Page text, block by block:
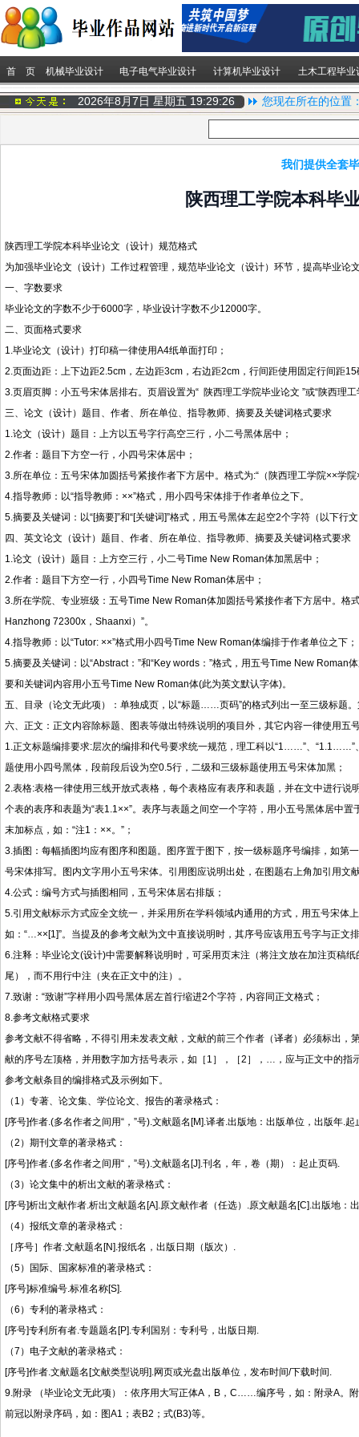
首 页 机械毕业设计 电子电气毕业设计 计算机毕业设计 土木工程毕业
2026年8月7日 星期五 19:29:26 您现在所在的位置
我们提供全套
陕西理工学院本科毕
陕西理工学院本科毕业论文（设计）规范格式
为加强毕业论文（设计）工作过程管理，规范毕业论文（设计）环节，提高毕业论
一、字数要求
毕业论文的字数不少于6000字，毕业设计字数不少12000字。
二、页面格式要求
1.毕业论文（设计）打印稿一律使用A4纸单面打印；
2.页面边距：上下边距2.5cm，左边距3cm，右边距2cm，行间距使用固定行间距
3.页眉页脚：小五号宋体居排右。页眉设置为“ 陕西理工学院毕业论文 ”或“陕西理
三、论文（设计）题目、作者、所在单位、指导教师、摘要及关键词格式要求
1.论文（设计）题目：上方以五号字行高空三行，小二号黑体居中；
2.作者：题目下方空一行，小四号宋体居中；
3.所在单位：五号宋体加圆括号紧接作者下方居中。格式为:“（陕西理工学院××学
4.指导教师：以“指导教师：××”格式，用小四号宋体排于作者单位之下。
5.摘要及关键词：以“[摘要]”和“[关键词]”格式，用五号黑体左起空2个字符（以下
四、英文论文（设计）题目、作者、所在单位、指导教师、摘要及关键词格式要求
1.论文（设计）题目：上方空三行，小二号Time New Roman体加黑居中；
2.作者：题目下方空一行，小四号Time New Roman体居中；
3.所在学院、专业班级：五号Time New Roman体加圆括号紧接作者下方居中。
Hanzhong 72300x，Shaanxi）”。
4.指导教师：以“Tutor: ××”格式用小四号Time New Roman体编排于作者单位之下；
5.摘要及关键词：以“Abstract：”和“Key words：”格式，用五号Time New
要和关键词内容用小五号Time New Roman体(此为英文默认字体)。
五、目录（论文无此项）：单独成页，以“标题……页码”的格式列出一至三级标题
六、正文：正文内容除标题、图表等做出特殊说明的项目外，其它内容一律使用五
1.正文标题编排要求:层次的编排和代号要求统一规范，理工科以“1……”、
题使用小四号黑体，段前段后设为空0.5行，二级和三级标题使用五号宋体加黑；
2.表格:表格一律使用三线开放式表格，每个表格应有表序和表题，并在文中进行
个表的表序和表题为“表1.1××”。表序与表题之间空一个字符，用小五号黑体居中
末加标点，如：“注1：××。”；
3.插图：每幅插图均应有图序和图题。图序置于图下，按一级标题序号编排，如第
号宋体排写。图内文字用小五号宋体。引用图应说明出处，在图题右上角加引用文
4.公式：编号方式与插图相同，五号宋体居右排版；
5.引用文献标示方式应全文统一，并采用所在学科领域内通用的方式，用五号宋
如：“…××[1]”。当提及的参考文献为文中直接说明时，其序号应该用五号字与正文
6.注释：毕业论文(设计)中需要解释说明时，可采用页末注（将注文放在加注页稿
尾），而不用行中注（夹在正文中的注）。
7.致谢：“致谢”字样用小四号黑体居左首行缩进2个字符，内容同正文格式；
8.参考文献格式要求
参考文献不得省略，不得引用未发表文献，文献的前三个作者（译者）必须标出，
献的序号左顶格，并用数字加方括号表示，如［1］，［2］，…，应与正文中的指
参考文献条目的编排格式及示例如下。
（1）专著、论文集、学位论文、报告的著录格式：
[序号]作者.(多名作者之间用“，”号).文献题名[M].译者.出版地：出版单位，出版年.起
（2）期刊文章的著录格式：
[序号]作者.(多名作者之间用“，”号).文献题名[J].刊名，年，卷（期）：起止页码.
（3）论文集中的析出文献的著录格式：
[序号]析出文献作者.析出文献题名[A].原文献作者（任选）.原文献题名[C].出版地：
（4）报纸文章的著录格式：
［序号］作者.文献题名[N].报纸名，出版日期（版次）.
（5）国际、国家标准的著录格式：
[序号]标准编号.标准名称[S].
（6）专利的著录格式：
[序号]专利所有者.专题题名[P].专利国别：专利号，出版日期.
（7）电子文献的著录格式：
[序号]作者.文献题名[文献类型说明].网页或光盘出版单位，发布时间/下载时间.
9.附录 （毕业论文无此项）：依序用大写正体A，B，C……编序号，如：附录A。
前冠以附录序码，如：图A1；表B2；式(B3)等。